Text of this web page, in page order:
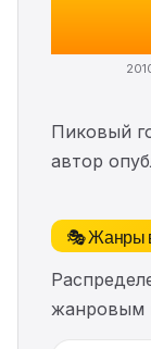
Пиковый
автор
🎭 Жанры
жанровым